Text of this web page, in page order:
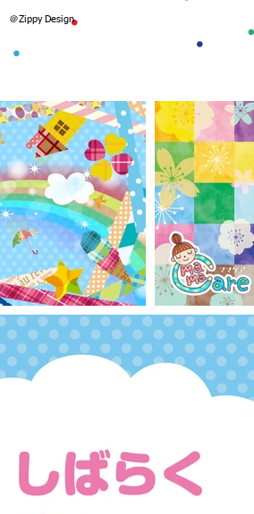
＠Zippy Design